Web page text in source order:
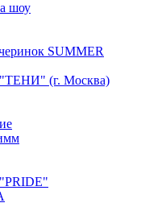
шоу
SUMMER
"ТЕНИ" (г. Москва)